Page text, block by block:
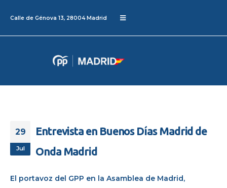
Calle de Génova 13, 28004 Madrid
29
Jul
Entrevista en Buenos Días Madrid de
Onda Madrid
El portavoz del GPP en la Asamblea de Madrid,